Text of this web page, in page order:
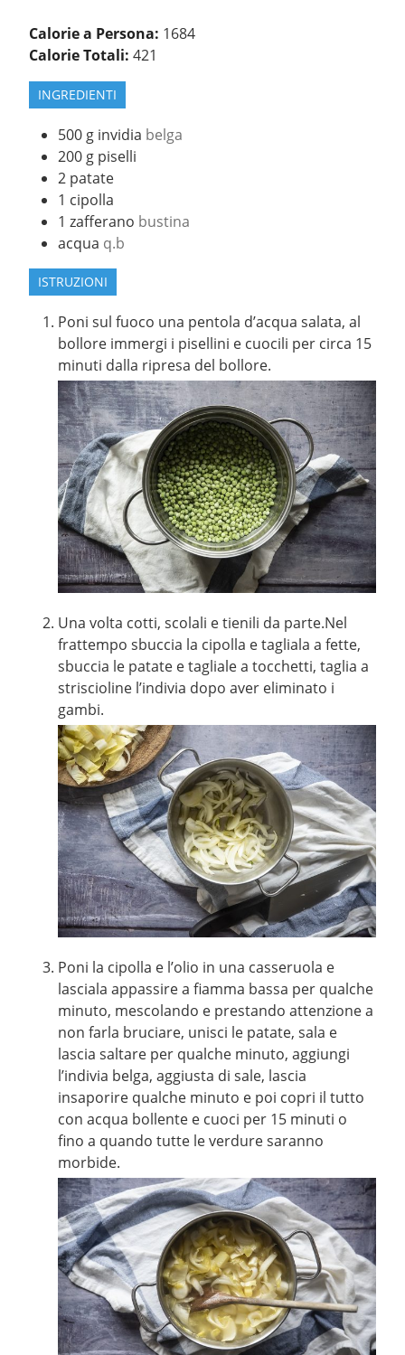
Calorie a Persona: 1684
Calorie Totali:421
INGREDIENTI
500 g invidia belga
200 g piselli
2 patate
1 cipolla
1 zafferano bustina
acqua q.b
ISTRUZIONI
Poni sul fuoco una pentola d’acqua salata, al
bollore immergi i pisellini e cuocili per circa 15
minuti dalla ripresa del bollore.
Una volta cotti, scolali e tienili da parte.Nel
frattempo sbuccia la cipolla e tagliala a fette,
sbuccia le patate e tagliale a tocchetti, taglia a
striscioline l’indivia dopo aver eliminato i
gambi.
Poni la cipolla e l’olio in una casseruola e
lasciala appassire a fiamma bassa per qualche
minuto, mescolando e prestando attenzione a
non farla bruciare, unisci le patate, sala e
lascia saltare per qualche minuto, aggiungi
l’indivia belga, aggiusta di sale, lascia
insaporire qualche minuto e poi copri il tutto
con acqua bollente e cuoci per 15 minuti o
fino a quando tutte le verdure saranno
morbide.